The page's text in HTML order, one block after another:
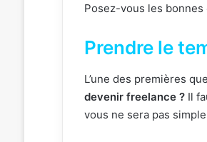
Posez-vous les bonnes
Prendre le
L’une des premières
devenir freelance ? Il
vous ne sera pas